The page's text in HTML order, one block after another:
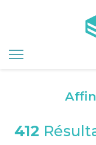
principal
412